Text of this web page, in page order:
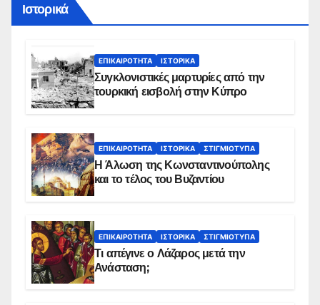
Ιστορικά
ΕΠΙΚΑΙΡΌΤΗΤΑ ΙΣΤΟΡΙΚΆ
Συγκλονιστικές μαρτυρίες από την
τουρκική εισβολή στην Κύπρο
ΕΠΙΚΑΙΡΌΤΗΤΑ ΙΣΤΟΡΙΚΆ ΣΤΙΓΜΙΌΤΥΠΑ
Η Άλωση της Κωνσταντινούπολης
και το τέλος του Βυζαντίου
ΕΠΙΚΑΙΡΌΤΗΤΑ ΙΣΤΟΡΙΚΆ ΣΤΙΓΜΙΌΤΥΠΑ
Τι απέγινε ο Λάζαρος μετά την
Ανάσταση;